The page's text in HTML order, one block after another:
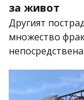
за живот
Другият
множество